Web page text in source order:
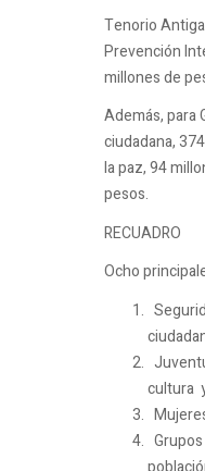
Tenorio
Prevención
millones de
Además, para
ciudadana,
la paz, 94
pesos.
RECUADRO
Ocho
cultura